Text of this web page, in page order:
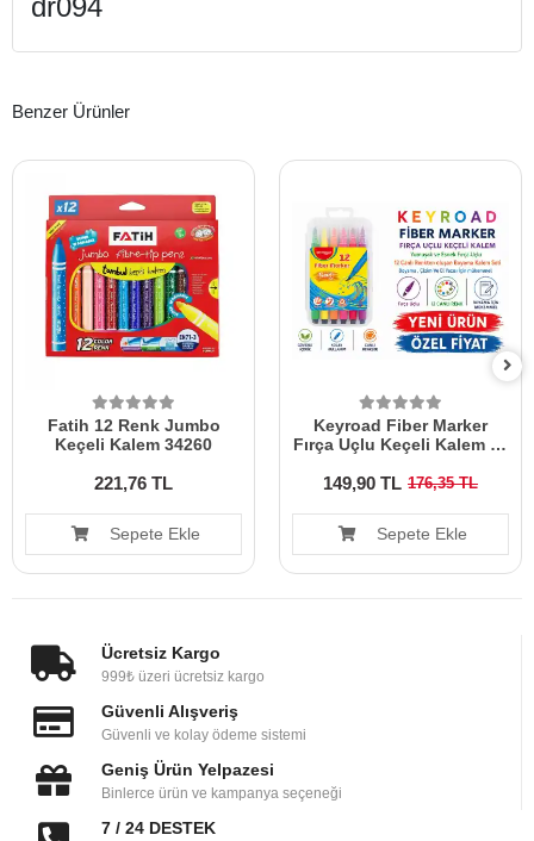
dr094
Benzer Ürünler
Fatih 12 Renk Jumbo
Keçeli Kalem 34260
221,76 TL
Sepete Ekle
Keyroad Fiber Marker
Fırça Uçlu Keçeli Kalem 12
149,90 TL 176,35 TL
Sepete Ekle
Ücretsiz Kargo
999₺ üzeri ücretsiz kargo
Güvenli Alışveriş
Güvenli ve kolay ödeme sistemi
Geniş Ürün Yelpazesi
Binlerce ürün ve kampanya seçeneği
7 / 24 DESTEK